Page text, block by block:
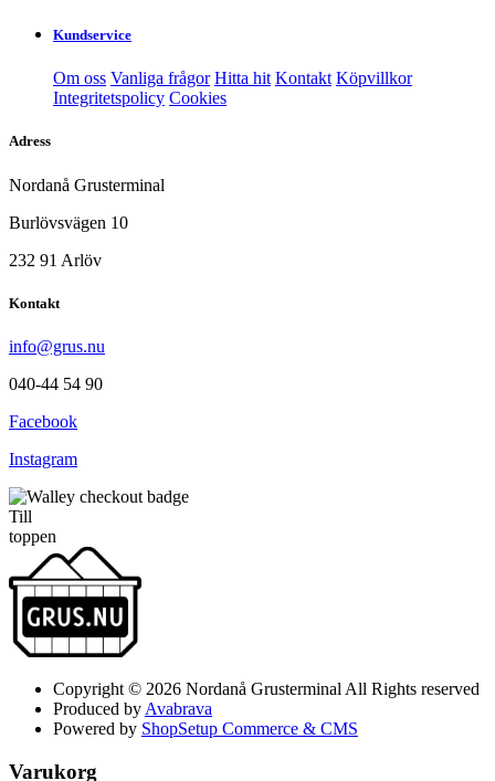
Kundservice
Om oss Vanliga frågor Hitta hit Kontakt Köpvillkor
Integritetspolicy Cookies
Adress
Nordanå Grusterminal
Burlövsvägen 10
232 91 Arlöv
Kontakt
info@grus.nu
040-44 54 90
Facebook
Instagram
Till
toppen
Copyright © 2026 Nordanå Grusterminal All Rights reserved
Produced by Avabrava
Powered by ShopSetup Commerce & CMS
Varukorg